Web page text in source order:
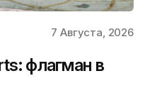
7 Августа, 2026
флагман в